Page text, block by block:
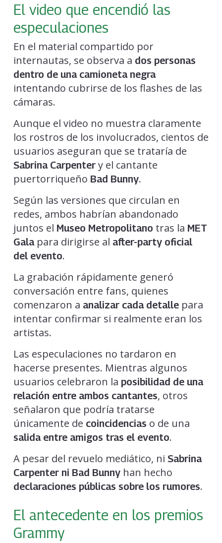
El video que encendió las
especulaciones
En el material compartido por
internautas, se observa a dos personas
dentro de una camioneta negra
intentando cubrirse de los flashes de las
cámaras.
Aunque el video no muestra claramente
los rostros de los involucrados, cientos de
usuarios aseguran que se trataría de
Sabrina Carpentery el cantante
puertorriqueño Bad Bunny.
Según las versiones que circulan en
redes, ambos habrían abandonado
juntos el Museo Metropolitano tras la MET
Galapara dirigirse al after-party oficial
del evento.
La grabación rápidamente generó
conversación entre fans, quienes
comenzaron a analizar cada detallepara
intentar confirmar si realmente eran los
artistas.
Las especulaciones no tardaron en
hacerse presentes. Mientras algunos
usuarios celebraron la posibilidad de una
relación entre ambos cantantes, otros
señalaron que podría tratarse
únicamente de coincidencias o de una
salida entre amigos tras el evento.
A pesar del revuelo mediático, ni Sabrina
Carpenter ni Bad Bunnyhan hecho
declaraciones públicas sobre los rumores.
El antecedente en los premios
Grammy